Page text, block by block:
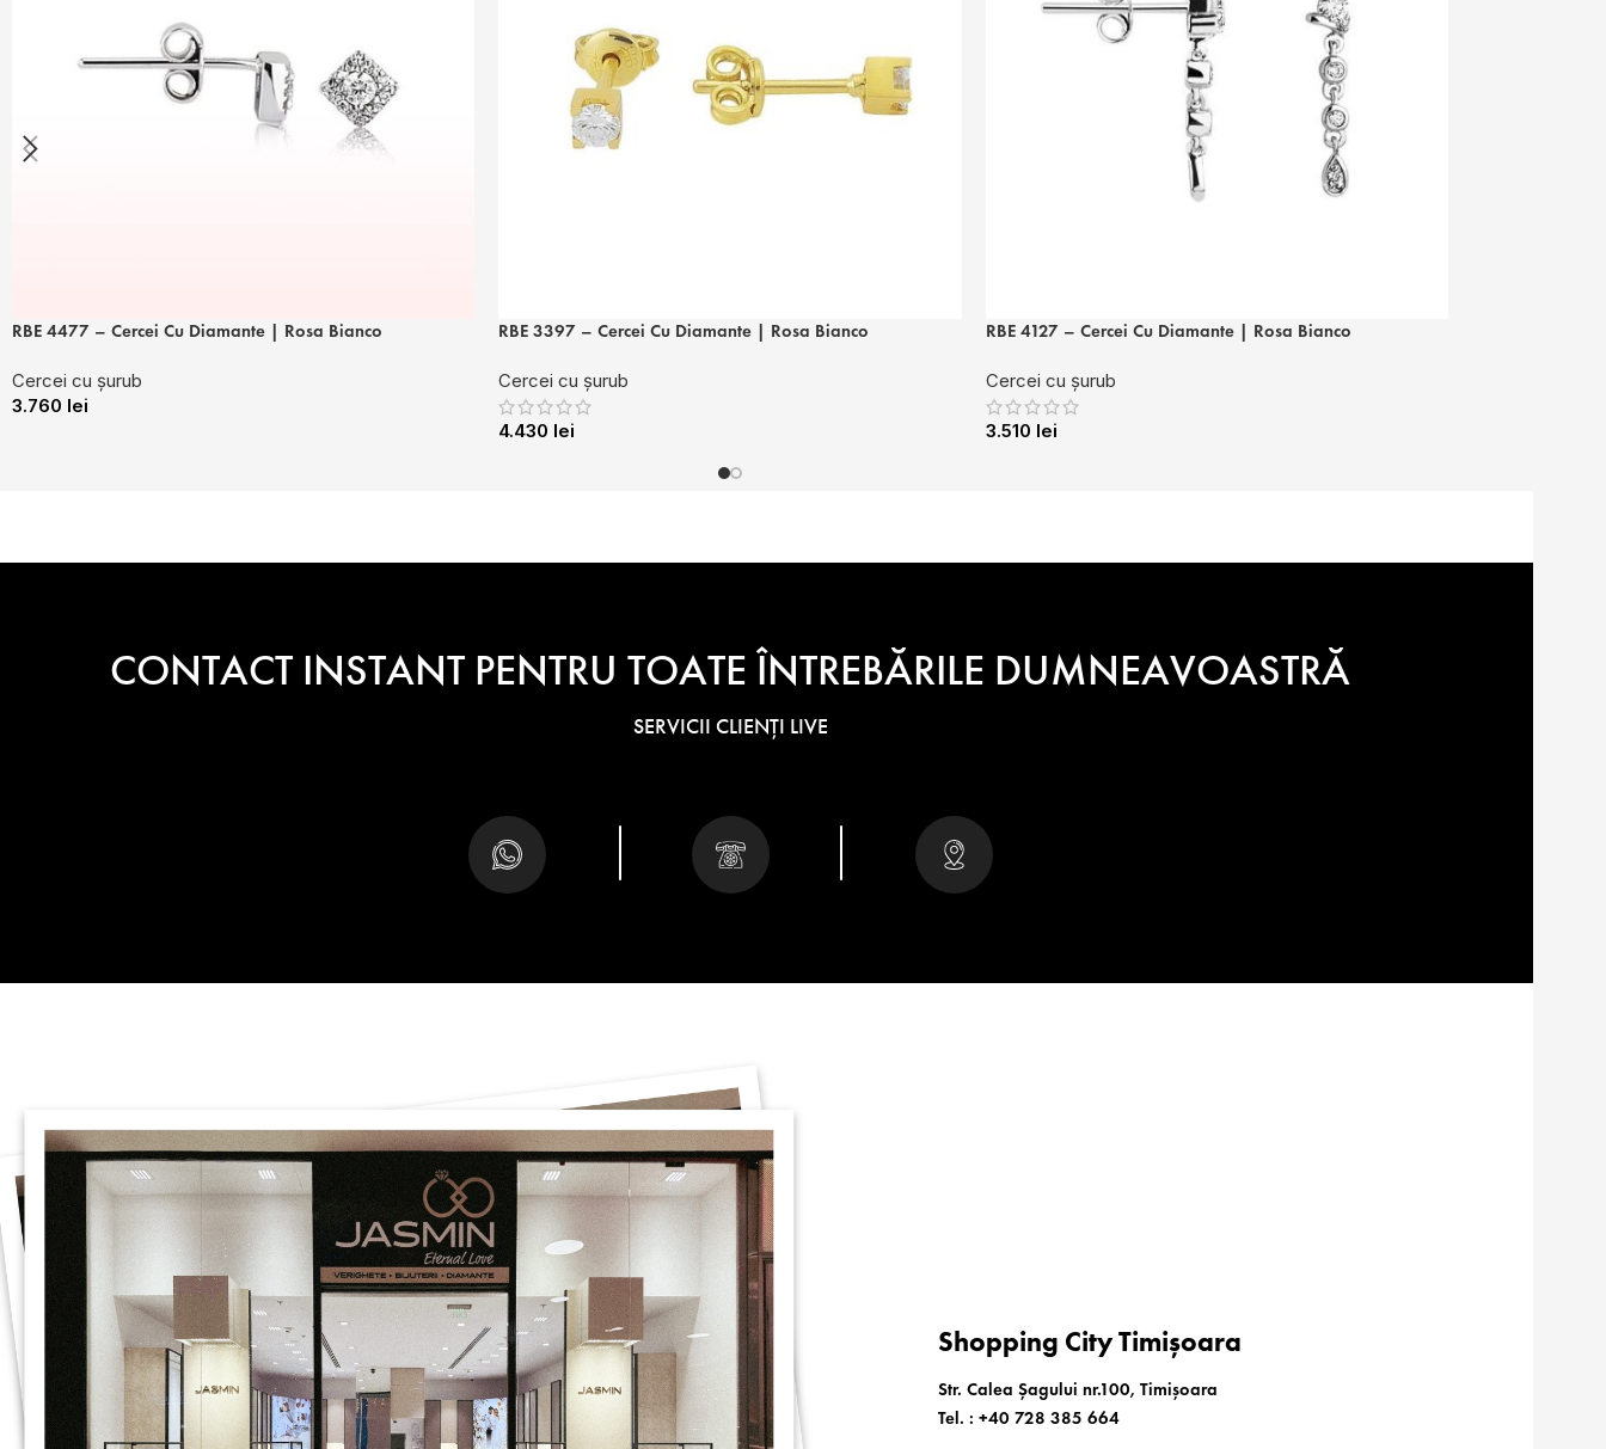
RBE 4477 – Cercei Cu Diamante | Rosa Bianco
Cercei cu șurub
3.760 lei
RBE 3397 – Cercei Cu Diamante | Rosa Bianco
Cercei cu șurub
4.430 lei
RBE 4127 – Cercei Cu Diamante | Rosa Bianco
Cercei cu șurub
3.510 lei
CONTACT INSTANT PENTRU TOATE ÎNTREBĂRILE DUMNEAVOASTRĂ
SERVICII CLIENȚI LIVE
Shopping City Timișoara
Str. Calea Șagului nr.100, Timișoara
Tel. :+40 728 385 664